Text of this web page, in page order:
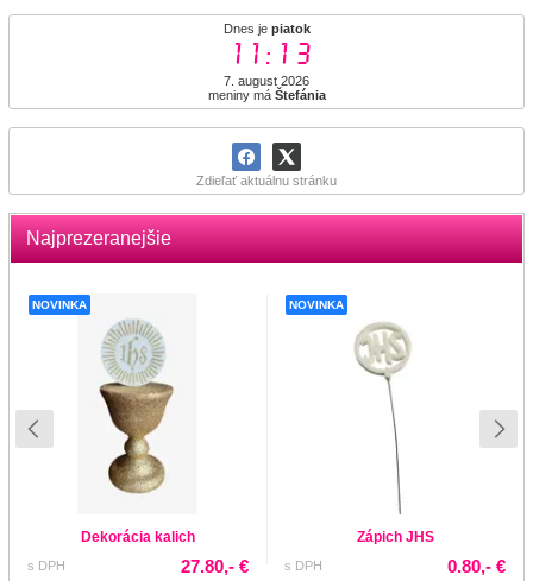
Dnes je piatok
11:13
7. august 2026
meniny má Štefánia
Zdieľať aktuálnu stránku
Najprezeranejšie
NOVINKA
Dekorácia kalich
s DPH 27.80,- €
NOVINKA
Zápich JHS
s DPH 0.80,- €